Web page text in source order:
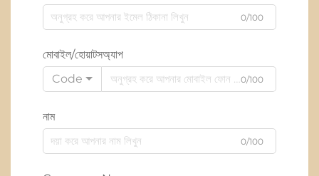
0/100
মোবাইল/হোয়াটসঅ্যাপ
Code
0/100
নাম
0/100